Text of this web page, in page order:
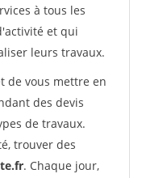
à tous les
et qui
leurs travaux.
de vous mettre en
des devis
de travaux.
trouver des
. Chaque jour,